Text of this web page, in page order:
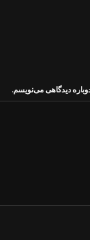
دیدگاهی می‌نویسم.